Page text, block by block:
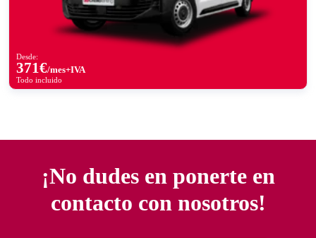
Desde:
371€/mes+IVA
Todo incluido
¡No dudes en ponerte en
contacto con nosotros!